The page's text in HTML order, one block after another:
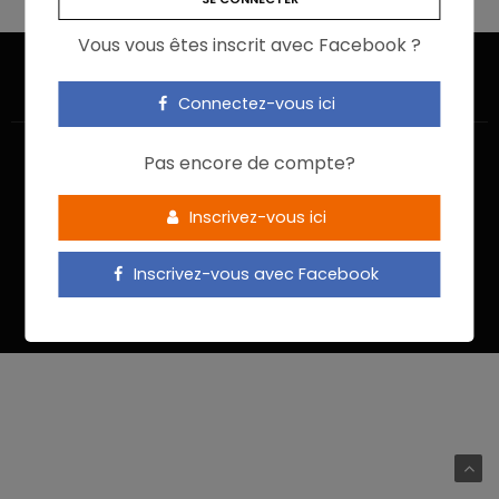
Vous vous êtes inscrit avec Facebook ?
Connectez-vous ici
Pas encore de compte?
Inscrivez-vous ici
Inscrivez-vous avec Facebook
ACCUEIL JE M’INSCRIS
NOUS CONTACTER
MENTIONS LÉGALES
POLITIQUE DE CONFIDENTIALITÉ
Food In Action © 2022